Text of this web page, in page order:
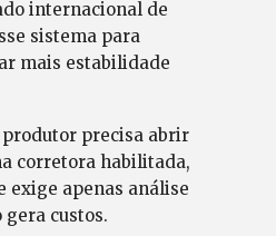
internacional de
sistema para
mais estabilidade
precisa abrir
corretora habilitada,
exige apenas análise
gera custos.